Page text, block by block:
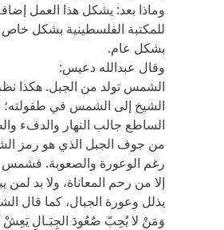
وماذا بعد: يشكل هذا العمل
للمكتبة الفلسطينية بشكل خاص
بشكل عام.
وقال عبدالله دعيس:
الشمس تولد من الجبل. هكذا
الشيخ إلى الشمس في طفولته؛
الساطع جالب النهار والدفء
من جوف الجبل الذي هو رمز
رغم الوعورة والصعوبة. فشمس
إلا من رحم المعاناة، ولا بد لمن
يذلل وعورة الجبال، كما قال
وَمَنْ لا يُحِبّ صُعُودَ الجِبَـالِ يَعِشْ